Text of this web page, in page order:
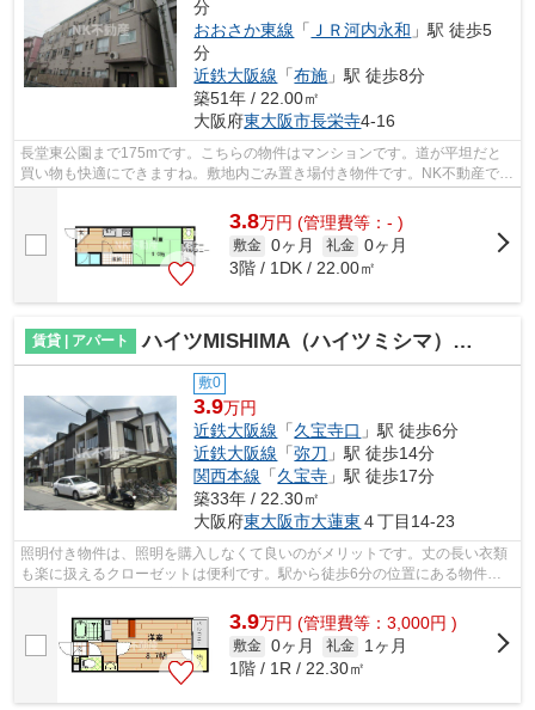
分
おおさか東線 「 ＪＲ河内永和 」駅 徒歩5
分
近鉄大阪線 「布施 」駅 徒歩8分
築51年 / 22.00㎡
大阪府東大阪市長栄寺4-16
長堂東公園まで175mです。こちらの物件はマンションです。道が平坦だと
買い物も快適にできますね。敷地内ごみ置き場付き物件です。NK不動産では
3.8万円 (管理費等：- )
敷金 0ヶ月 礼金 0ヶ月
3階 / 1DK / 22.00㎡
賃貸 | アパート ハイツMISHIMA（ハイツミシマ）（久宝寺口賃貸）
敷0
3.9万円
近鉄大阪線 「久宝寺口 」駅 徒歩6分
近鉄大阪線 「弥刀 」駅 徒歩14分
関西本線 「久宝寺 」駅 徒歩17分
築33年 / 22.30㎡
大阪府東大阪市大蓮東 ４丁目14-23
照明付き物件は、照明を購入しなくて良いのがメリットです。丈の長い衣類
も楽に扱えるクローゼットは便利です。駅から徒歩6分の位置にある物件な
ので、電車の利用も快適です。バルコニ...
3.9万円 (管理費等：3,000円 )
敷金 0ヶ月 礼金
1ヶ月
1階 / 1R / 22.30㎡